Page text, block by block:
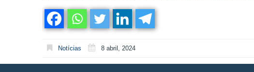
Notícias 8 abril, 2024